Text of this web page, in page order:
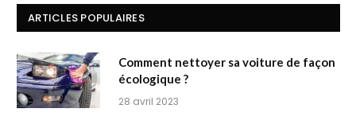
ARTICLES POPULAIRES
Comment nettoyer sa voiture de façon
écologique ?
28 avril 2023